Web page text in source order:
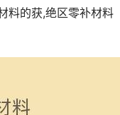
料的获,绝区零补材料